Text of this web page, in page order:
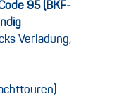
95 (BKF-
Verladung,